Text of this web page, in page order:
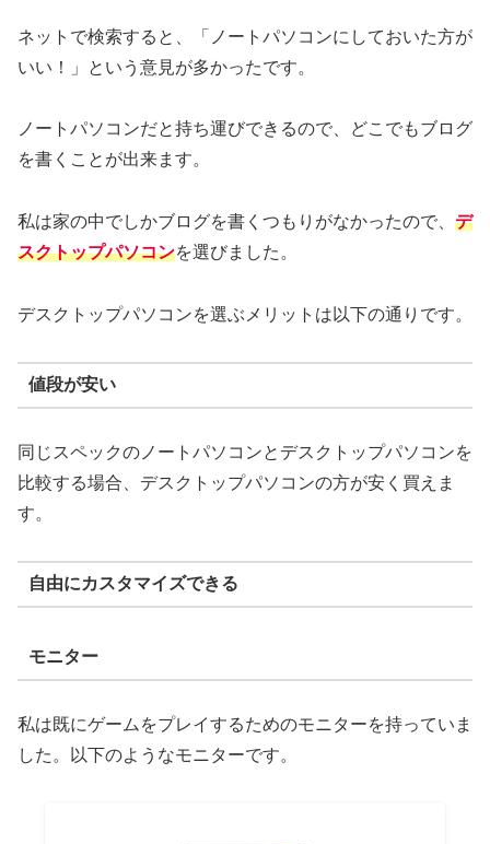
ネットで検索すると、「ノートパソコンにしておいた方が
いい！」という意見が多かったです。
ノートパソコンだと持ち運びできるので、どこでもブログ
を書くことが出来ます。
私は家の中でしかブログを書くつもりがなかったので、 デ
スクトップパソコンを選びました。
デスクトップパソコンを選ぶメリットは以下の通りです。
値段が安い
同じスペックのノートパソコンとデスクトップパソコンを
比較する場合、デスクトップパソコンの方が安く買えま
す。
自由にカスタマイズできる
モニター
私は既にゲームをプレイするためのモニターを持っていま
した。以下のようなモニターです。